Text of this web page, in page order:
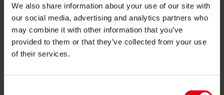
We also share information about your use of our site with
our social media, advertising and analytics partners who
may combine it with other information that you’ve
provided to them or that they’ve collected from your use
of their services.
Управління будівельними проєктами
Технічний нагляд в будівництві
Супровідний контроль і моніторинг проєкту
Організація будівельних процесів
Культура, комунікація та робочі процеси
Управління закупівлями та договорами